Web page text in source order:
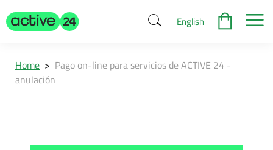
English
Home > Pago on-line para servicios de ACTIVE 24 -
anulación